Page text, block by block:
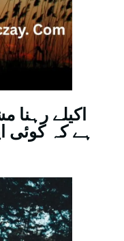
اکیلے
ہے کہ کوئی